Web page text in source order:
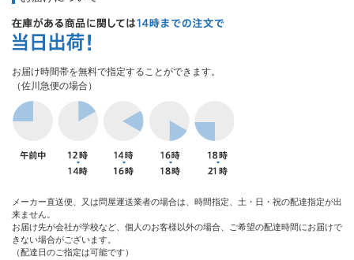
お届け時間帯を無料で指定することができます。
（佐川急便の場合）
メーカー直送便、又は問屋運送業者の場合は、時間指定、土・日・祝の配達指定が出
来ません。
お届け先が会社が学校など、個人のお客様以外の場合、ご希望の配達時間にお届けで
きない場合がございます。
（配達日のご指定は可能です）